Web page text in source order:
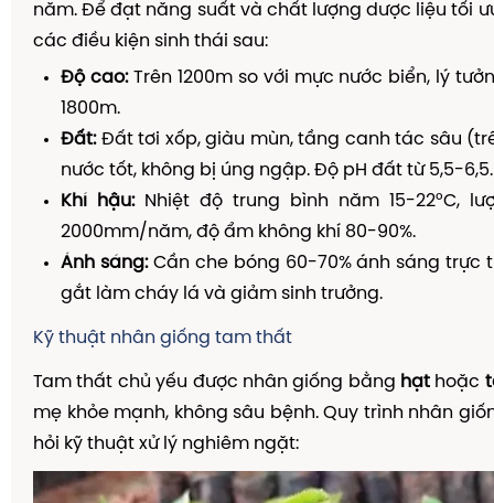
năm. Để đạt năng suất và chất lượng dược liệu tối
các điều kiện sinh thái sau:
Độ cao:Trên 1200m so với mực nước biển, lý
1800m.
Đất:Đất tơi xốp, giàu mùn, tầng canh tác sâu
nước tốt, không bị úng ngập. Độ pH đất từ 5,5-6,5.
Khí hậu:Nhiệt độ trung bình năm 15-22°C,
2000mm/năm, độ ẩm không khí 80-90%.
Ánh sáng:Cần che bóng 60-70% ánh sáng trực
gắt làm cháy lá và giảm sinh trưởng.
Kỹ thuật nhân giống tam thất
Tam thất chủ yếu được nhân giống bằng hạt hoặc
mẹ khỏe mạnh, không sâu bệnh. Quy trình nhân
hỏi kỹ thuật xử lý nghiêm ngặt: